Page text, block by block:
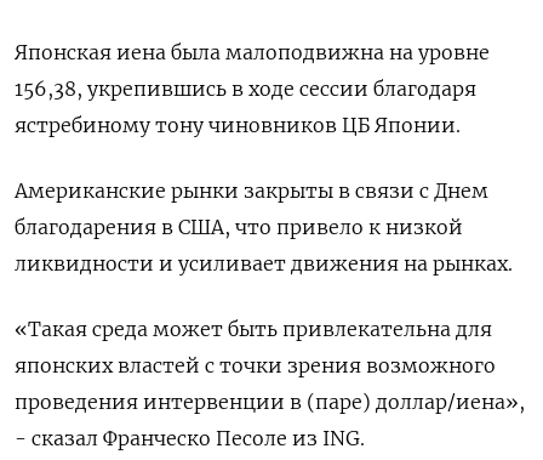
Японская иена была малоподвижна на уровне
156,38, укрепившись в ходе сессии благодаря
ястребиному тону чиновников ЦБ Японии.
Американские рынки закрыты в связи с Днем
благодарения в США, что привело к низкой
ликвидности и усиливает движения на рынках.
«Такая среда может быть привлекательна для
японских властей с точки зрения возможного
проведения интервенции в (паре) доллар/иена»,
- сказал Франческо Песоле из ING.